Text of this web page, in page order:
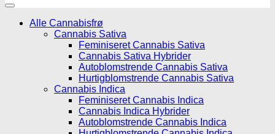
Alle Cannabisfrø
Cannabis Sativa
Feminiseret Cannabis Sativa
Cannabis Sativa Hybrider
Autoblomstrende Cannabis Sativa
Hurtigblomstrende Cannabis Sativa
Cannabis Indica
Feminiseret Cannabis Indica
Cannabis Indica Hybrider
Autoblomstrende Cannabis Indica